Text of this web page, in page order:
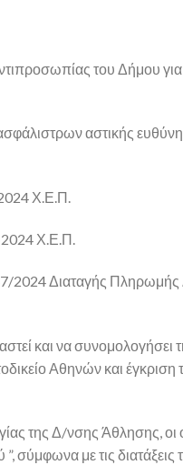
του Δήμου για
αστικής ευθύνης
Χ.Ε.Π.
2024 Χ.Ε.Π.
Διαταγής Πληρωμής
και να συνομολογήσει
Αθηνών και έγκριση
της Δ/νσης Άθλησης,
σύμφωνα με τις